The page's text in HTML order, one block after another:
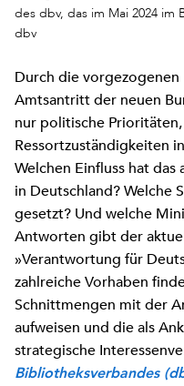
des dbv, das im Mai 2024
dbv
Durch die
Amtsantritt der neuen
nur politische
Ressortzuständigkeiten
Welchen Einfluss hat
in Deutschland? Welche
gesetzt? Und welche
Antworten gibt der
»Verantwortung für
zahlreiche Vorhaben
Schnittmengen mit der
aufweisen und die als
strategische
Bibliotheksverbandes